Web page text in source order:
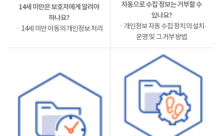
14세 미만은 보호자에게 알려야
하나요?
ㆍ14세 미만 아동의 개인정보 처리
자동으로 수집 정보는 거부할 수
있나요?
ㆍ개인정보 자동 수집 장치의 설치·
운영 및 그 거부 방법